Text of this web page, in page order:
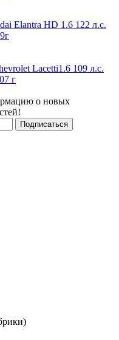
Elantra HD 1.6 122 л.с.
Lacetti1.6 109 л.с.
г
о новых